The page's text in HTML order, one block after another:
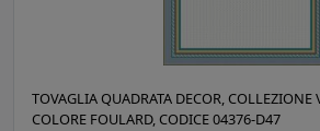
TOVAGLIA QUADRATA DECOR, COLLEZIONE
COLORE FOULARD, CODICE 04376-D47